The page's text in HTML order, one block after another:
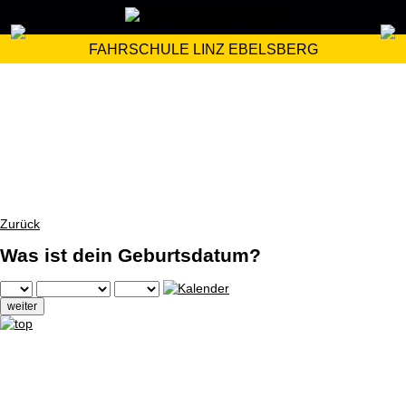
FAHRSCHULE LINZ EBELSBERG
Zurück
Was ist dein Geburtsdatum?